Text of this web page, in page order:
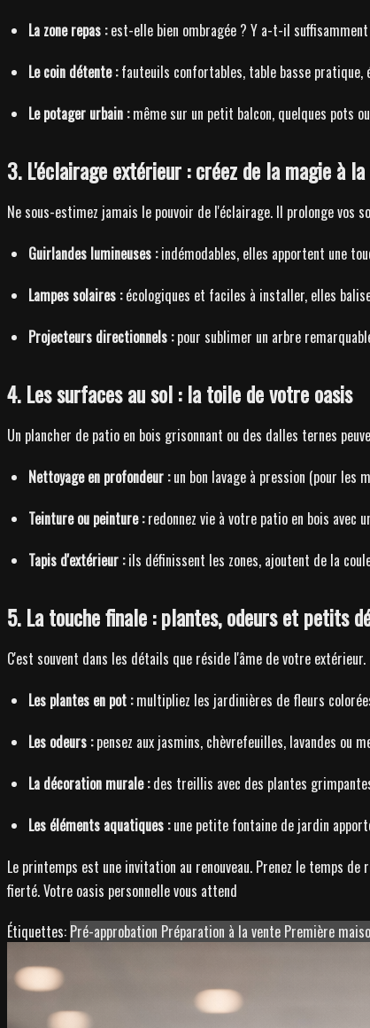
La zone repas :est-elle bien ombragée ? Y a-t-il
Le coin détente :fauteuils confortables, table basse pratique,
Le potager urbain :même sur un petit balcon, quelques pots
3. L'éclairage extérieur : créez de la magie à
Ne sous-estimez jamais le pouvoir de l'éclairage. Il prolonge vos
Guirlandes lumineuses :indémodables, elles apportent une
Lampes solaires :écologiques et faciles à installer, elles
Projecteurs directionnels :pour sublimer un arbre
4. Les surfaces au sol : la toile de votre oasis
Un plancher de patio en bois grisonnant ou des dalles ternes
Nettoyage en profondeur :un bon lavage à pression (pour
Teinture ou peinture :redonnez vie à votre patio en bois avec
Tapis d'extérieur :ils définissent les zones, ajoutent de la
5. La touche finale : plantes, odeurs et petits
C'est souvent dans les détails que réside l'âme de votre extérieur.
Les plantes en pot :multipliez les jardinières de fleurs
Les odeurs :pensez aux jasmins, chèvrefeuilles, lavandes ou
La décoration murale :des treillis avec des plantes
Les éléments aquatiques :une petite fontaine de jardin
Le printemps est une invitation au renouveau. Prenez le temps
fierté. Votre oasis personnelle vous attend
Étiquettes: Pré-approbation Préparation à la vente Première